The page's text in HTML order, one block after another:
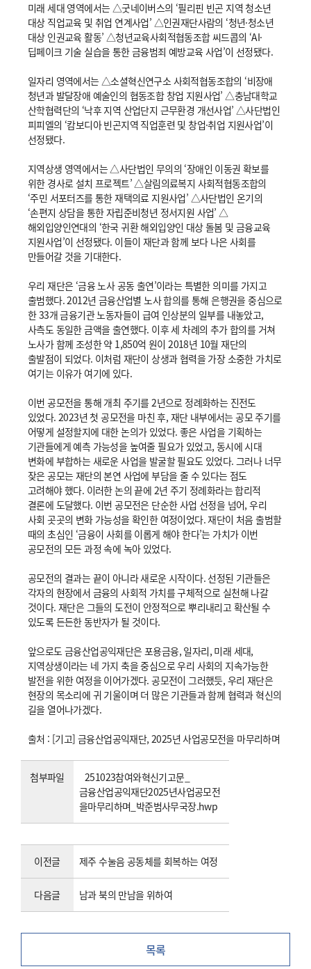
미래 세대 영역에서는 △굿네이버스의 ‘필리핀 빈곤 지역 청소년
대상 직업교육 및 취업 연계사업’ △인권재단사람의 ‘청년·청소년
대상 인권교육 활동’ △청년교육사회적협동조합 씨드콥의 ‘AI·
딥페이크 기술 실습을 통한 금융범죄 예방교육 사업’이 선정됐다.
일자리 영역에서는 △소셜혁신연구소 사회적협동조합의 ‘비장애
청년과 발달장애 예술인의 협동조합 창업 지원사업’ △충남대학교
산학협력단의 ‘낙후 지역 산업단지 근무환경 개선사업’ △사단법인
피피엘의 ‘캄보디아 빈곤지역 직업훈련 및 창업·취업 지원사업’이
선정됐다.
지역상생 영역에서는 △사단법인 무의의 ‘장애인 이동권 확보를
위한 경사로 설치 프로젝트’ △살림의료복지 사회적협동조합의
‘주민 서포터즈를 통한 재택의료 지원사업’ △사단법인 온기의
‘손편지 상담을 통한 자립준비청년 정서지원 사업’ △
해외입양인연대의 ‘한국 귀환 해외입양인 대상 돌봄 및 금융교육
지원사업’이 선정됐다. 이들이 재단과 함께 보다 나은 사회를
만들어갈 것을 기대한다.
우리 재단은 ‘금융 노사 공동 출연’이라는 특별한 의미를 가지고
출범했다. 2012년 금융산업별 노사 합의를 통해 은행권을 중심으로
한 33개 금융기관 노동자들이 급여 인상분의 일부를 내놓았고,
사측도 동일한 금액을 출연했다. 이후 세 차례의 추가 합의를 거쳐
노사가 함께 조성한 약 1,850억 원이 2018년 10월 재단의
출발점이 되었다. 이처럼 재단이 상생과 협력을 가장 소중한 가치로
여기는 이유가 여기에 있다.
이번 공모전을 통해 개최 주기를 2년으로 정례화하는 진전도
있었다. 2023년 첫 공모전을 마친 후, 재단 내부에서는 공모 주기를
어떻게 설정할지에 대한 논의가 있었다. 좋은 사업을 기획하는
기관들에게 예측 가능성을 높여줄 필요가 있었고, 동시에 시대
변화에 부합하는 새로운 사업을 발굴할 필요도 있었다. 그러나 너무
잦은 공모는 재단의 본연 사업에 부담을 줄 수 있다는 점도
고려해야 했다. 이러한 논의 끝에 2년 주기 정례화라는 합리적
결론에 도달했다. 이번 공모전은 단순한 사업 선정을 넘어, 우리
사회 곳곳의 변화 가능성을 확인한 여정이었다. 재단이 처음 출범할
때의 초심인 ‘금융이 사회를 이롭게 해야 한다’는 가치가 이번
공모전의 모든 과정 속에 녹아 있었다.
공모전의 결과는 끝이 아니라 새로운 시작이다. 선정된 기관들은
각자의 현장에서 금융의 사회적 가치를 구체적으로 실천해 나갈
것이다. 재단은 그들의 도전이 안정적으로 뿌리내리고 확산될 수
있도록 든든한 동반자가 될 것이다.
앞으로도 금융산업공익재단은 포용금융, 일자리, 미래 세대,
지역상생이라는 네 가지 축을 중심으로 우리 사회의 지속가능한
발전을 위한 여정을 이어가겠다. 공모전이 그러했듯, 우리 재단은
현장의 목소리에 귀 기울이며 더 많은 기관들과 함께 협력과 혁신의
길을 열어나가겠다.
출처 : [기고] 금융산업공익재단, 2025년 사업공모전을 마무리하며
첨부파일
251023참여와혁신기고문_
금융산업공익재단2025년사업공모전
을마무리하며_박준범사무국장.hwp
이전글 제주 수눌음 공동체를 회복하는 여정
다음글 남과 북의 만남을 위하여
목록